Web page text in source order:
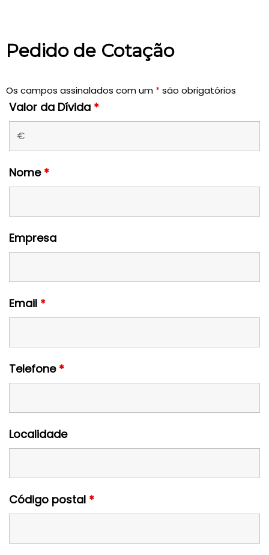
Pedido de Cotação
Os campos assinalados com um *são obrigatórios
Valor da Dívida *
Nome *
Empresa
Email *
Telefone *
Localidade
Código postal *